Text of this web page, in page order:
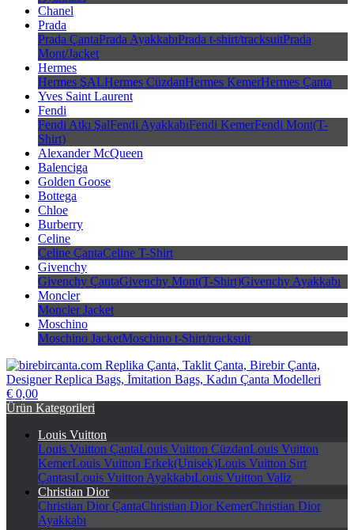
Chanel
Prada
Prada ÇantaPrada AyakkabıPrada t-shirt/tracksuitPrada
Mont/Jacket
Hermes
Hermes ŞALHermes CüzdanHermes KemerHermes Çanta
Yves Saint Laurent
Fendi
Fendi Atkı ŞalFendi AyakkabıFendi KemerFendi Mont(T-
Shirt)
Alexander McQueen
Balenciga
Golden Goose
Bottega
Chloe
Burberry
Celine
Celine ÇantaCeline T-Shirt
Givenchy
Givenchy ÇantaGivenchy Mont(T-Shirt)Givenchy Ayakkabı
Moncler
Moncler Jacket
Moschino
Moschino JacketMoschino t-Shirt/tracksuit
birebircanta.com Replika Çanta, Taklit Çanta, Birebir Çanta,
€ 0,00
Ürün Kategorileri
Louis Vuitton
Louis Vuitton ÇantaLouis Vuitton CüzdanLouis Vuitton
KemerLouis Vuitton Erkek(Unisek)Louis Vuitton Sırt
ÇantasıLouis Vuitton AyakkabıLouis Vuitton Valiz
Christian Dior
Christian Dior ÇantaChristian Dior KemerChristian Dior
Ayakkabı